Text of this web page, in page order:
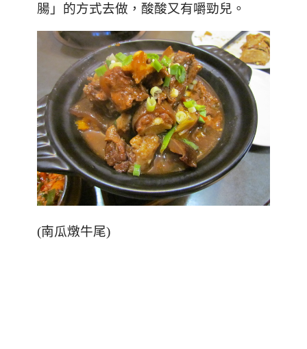
腸 」的方式去做，酸酸又有嚼勁兒。
(南瓜燉牛尾)